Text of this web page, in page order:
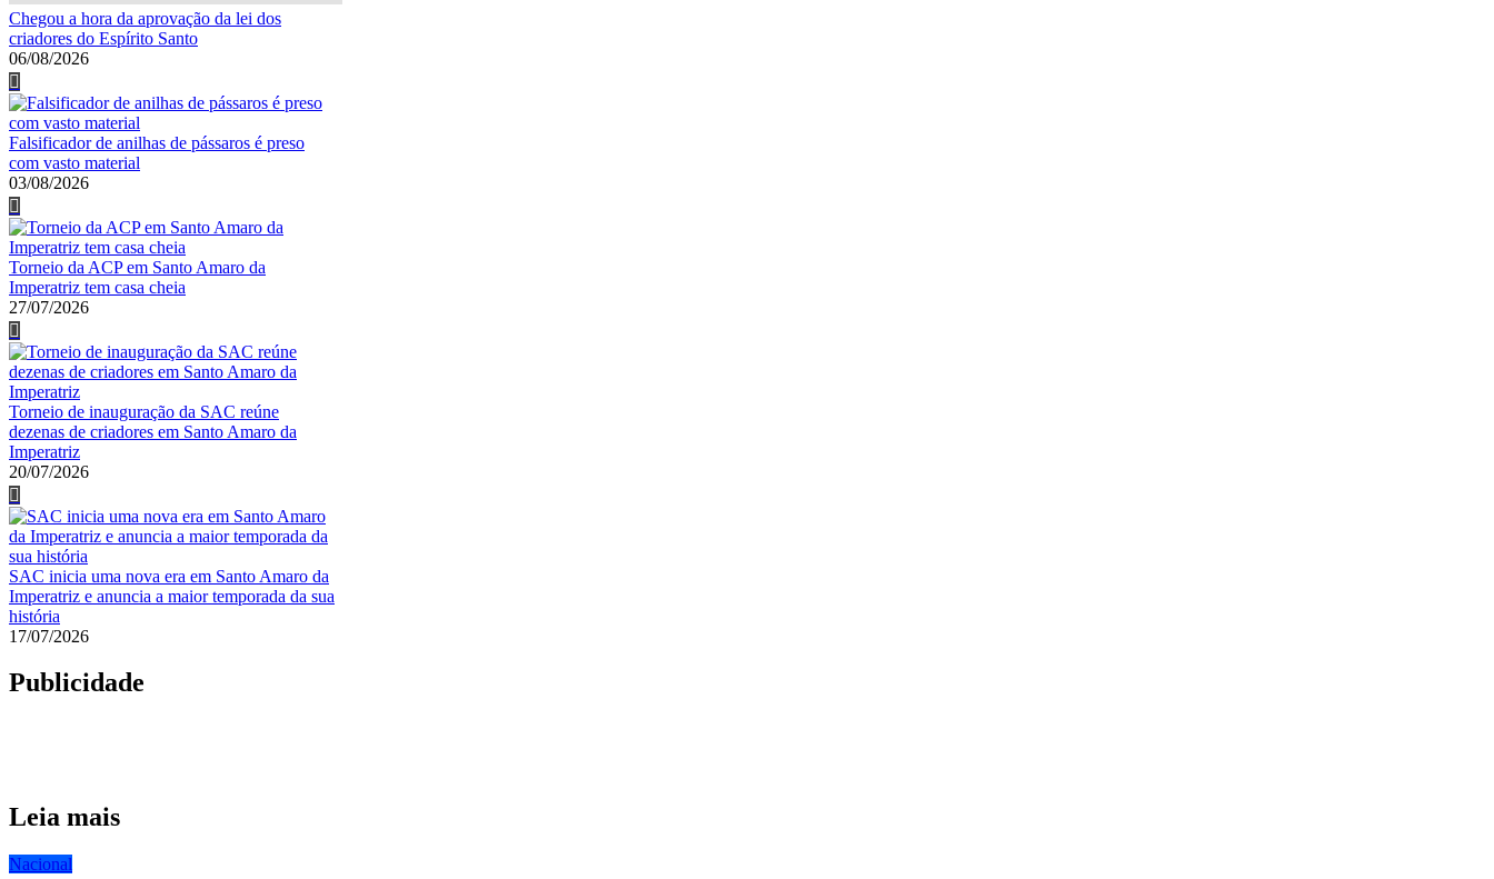
Chegou a hora da aprovação da lei dos
criadores do Espírito Santo
06/08/2026
Falsificador de anilhas de pássaros é preso
com vasto material
03/08/2026
Torneio da ACP em Santo Amaro da
Imperatriz tem casa cheia
27/07/2026
Torneio de inauguração da SAC reúne
dezenas de criadores em Santo Amaro da
Imperatriz
20/07/2026
SAC inicia uma nova era em Santo Amaro da
Imperatriz e anuncia a maior temporada da sua
história
17/07/2026
Publicidade
Leia mais
Nacional